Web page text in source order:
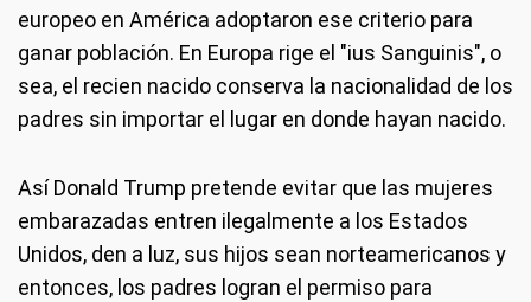
europeo en América adoptaron ese criterio para
ganar población. En Europa rige el "ius Sanguinis", o
sea, el recien nacido conserva la nacionalidad de los
padres sin importar el lugar en donde hayan nacido.
Así Donald Trump pretende evitar que las mujeres
embarazadas entren ilegalmente a los Estados
Unidos, den a luz, sus hijos sean norteamericanos y
entonces, los padres logran el permiso para